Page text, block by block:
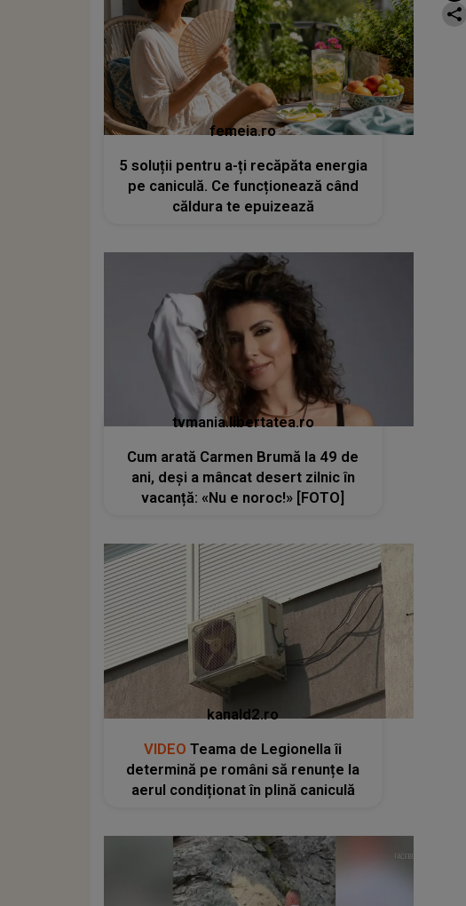
femeia.ro
5 soluții pentru a-ți recăpăta energia
pe caniculă. Ce funcționează când
căldura te epuizează
tvmania.libertatea.ro
Cum arată Carmen Brumă la 49 de
ani, deși a mâncat desert zilnic în
vacanță: «Nu e noroc!» [FOTO]
kanald2.ro
VIDEO Teama de Legionella îi
determină pe români să renunțe la
aerul condiționat în plină caniculă